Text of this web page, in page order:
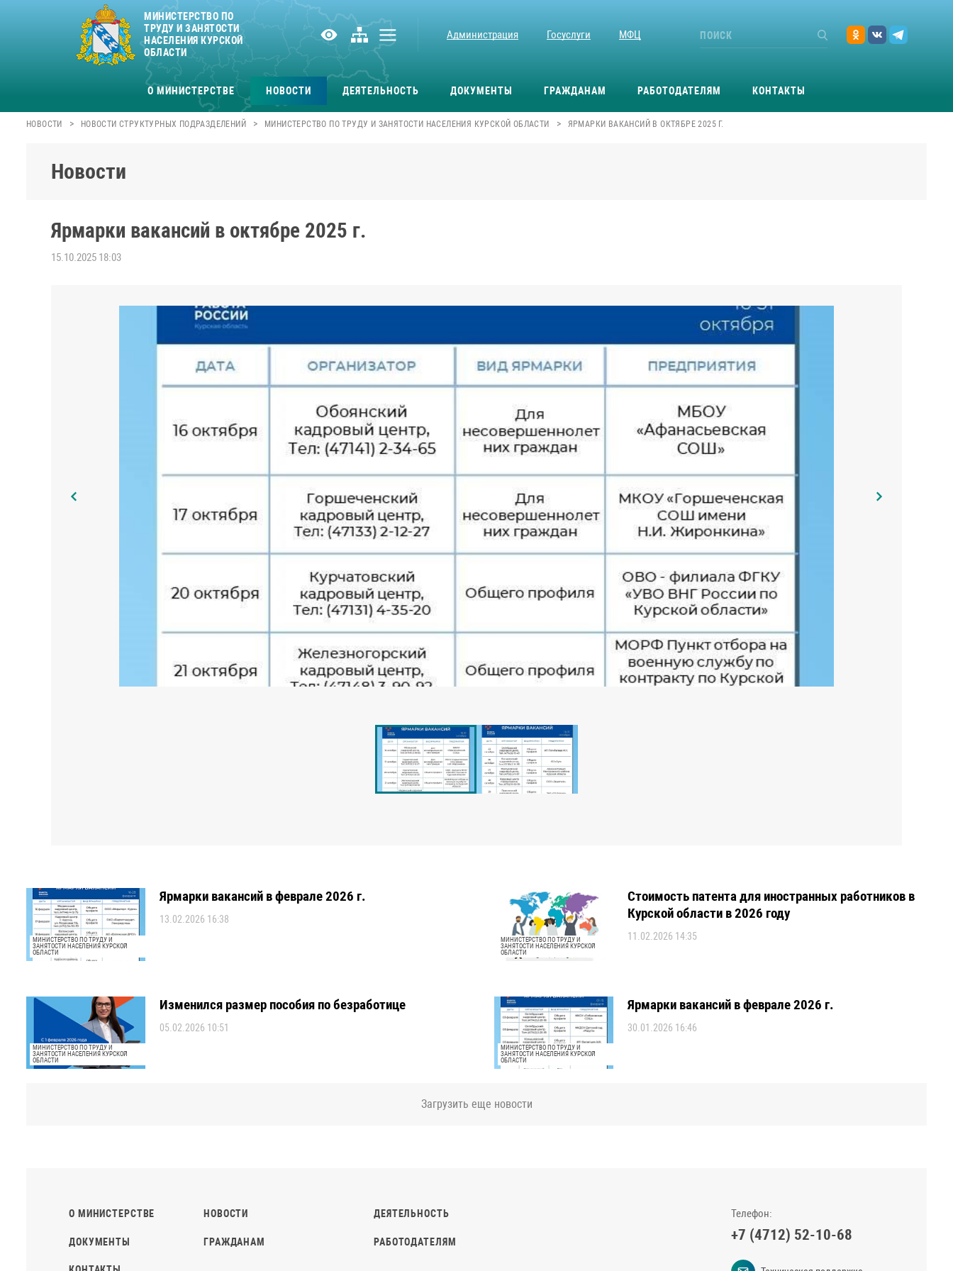
МИНИСТЕРСТВО ПО
ТРУДУ И ЗАНЯТОСТИ
НАСЕЛЕНИЯ КУРСКОЙ
ОБЛАСТИ
Администрация Госуслуги МФЦ
О МИНИСТЕРСТВЕ НОВОСТИ ДЕЯТЕЛЬНОСТЬ ДОКУМЕНТЫ ГРАЖДАНАМ РАБОТОДАТЕЛЯМ КОНТАКТЫ
НОВОСТИ > НОВОСТИ СТРУКТУРНЫХ ПОДРАЗДЕЛЕНИЙ > МИНИСТЕРСТВО ПО ТРУДУ И ЗАНЯТОСТИ НАСЕЛЕНИЯ КУРСКОЙ ОБЛАСТИ > ЯРМАРКИ ВАКАНСИЙ В ОКТЯБРЕ 2025 Г.
Новости
Ярмарки вакансий в октябре 2025 г.
15.10.2025 18:03
МИНИСТЕРСТВО ПО ТРУДУ И
ЗАНЯТОСТИ НАСЕЛЕНИЯ КУРСКОЙ
ОБЛАСТИ
Ярмарки вакансий в феврале 2026 г.
13.02.2026 16:38
МИНИСТЕРСТВО ПО ТРУДУ И
ЗАНЯТОСТИ НАСЕЛЕНИЯ КУРСКОЙ
ОБЛАСТИ
Стоимость патента для иностранных работников в
Курской области в 2026 году
11.02.2026 14:35
МИНИСТЕРСТВО ПО ТРУДУ И
ЗАНЯТОСТИ НАСЕЛЕНИЯ КУРСКОЙ
ОБЛАСТИ
Изменился размер пособия по безработице
05.02.2026 10:51
МИНИСТЕРСТВО ПО ТРУДУ И
ЗАНЯТОСТИ НАСЕЛЕНИЯ КУРСКОЙ
ОБЛАСТИ
Ярмарки вакансий в феврале 2026 г.
30.01.2026 16:46
Загрузить еще новости
О МИНИСТЕРСТВЕ НОВОСТИ ДЕЯТЕЛЬНОСТЬ
ДОКУМЕНТЫ ГРАЖДАНАМ РАБОТОДАТЕЛЯМ
Телефон:
+7 (4712) 52-10-68